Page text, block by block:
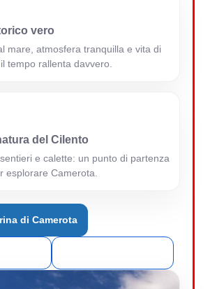
vero
mare, atmosfera tranquilla e vita di
tempo rallenta davvero.
del Cilento
e calette: un punto di partenza
esplorare Camerota.
di Camerota